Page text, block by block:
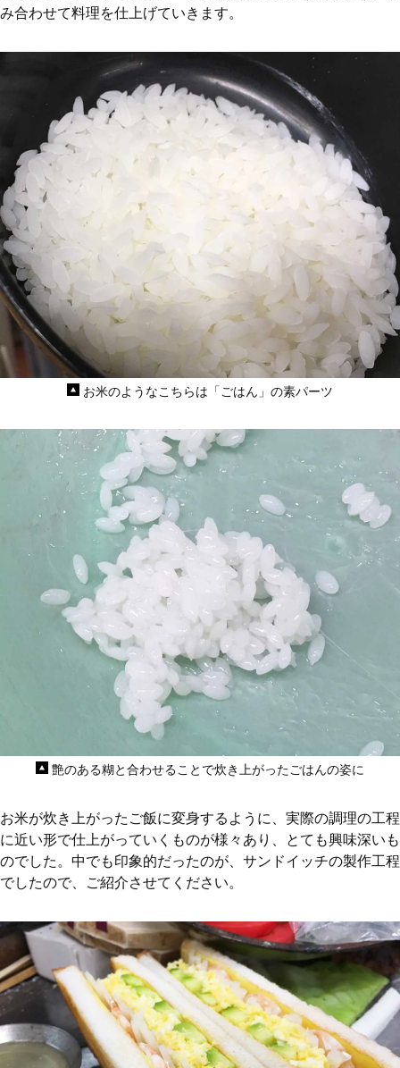
み合わせて料理を仕上げていきます。
お米のようなこちらは「ごはん」の素パーツ
艶のある糊と合わせることで炊き上がったごはんの姿に
お米が炊き上がったご飯に変身するように、実際の調理の工程
に近い形で仕上がっていくものが様々あり、とても興味深いも
のでした。中でも印象的だったのが、サンドイッチの製作工程
でしたので、ご紹介させてください。